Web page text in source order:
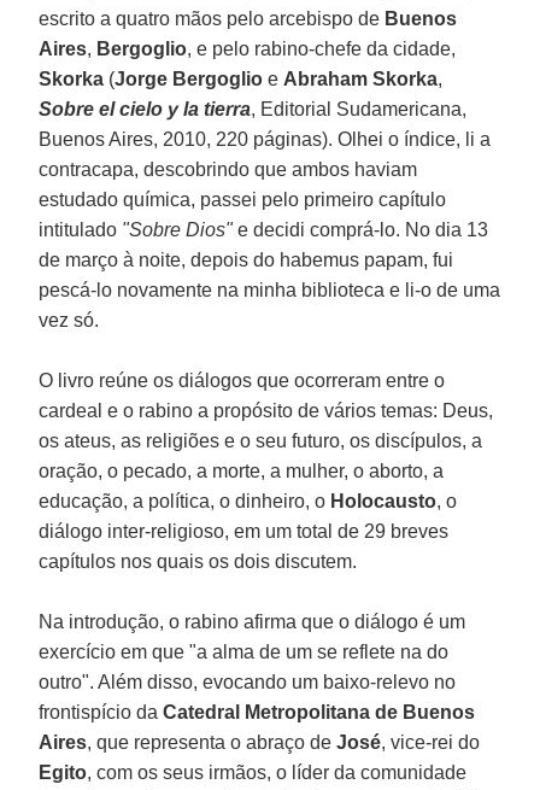
escrito a quatro mãos pelo arcebispo de Buenos
Aires, Bergoglio, e pelo rabino-chefe da cidade,
Skorka (Jorge Bergoglioe Abraham Skorka,
Sobre el cielo y la tierra, Editorial Sudamericana,
Buenos Aires, 2010, 220 páginas). Olhei o índice, li a
contracapa, descobrindo que ambos haviam
estudado química, passei pelo primeiro capítulo
intitulado "Sobre Dios"e decidi comprá-lo. No dia 13
de março à noite, depois do habemus papam, fui
pescá-lo novamente na minha biblioteca e li-o de uma
vez só.
O livro reúne os diálogos que ocorreram entre o
cardeal e o rabino a propósito de vários temas: Deus,
os ateus, as religiões e o seu futuro, os discípulos, a
oração, o pecado, a morte, a mulher, o aborto, a
educação, a política, o dinheiro, o Holocausto, o
diálogo inter-religioso, em um total de 29 breves
capítulos nos quais os dois discutem.
Na introdução, o rabino afirma que o diálogo é um
exercício em que "a alma de um se reflete na do
outro". Além disso, evocando um baixo-relevo no
frontispício daCatedral Metropolitana de Buenos
Aires, que representa o abraço deJosé, vice-rei do
Egito, com os seus irmãos, o líder da comunidade